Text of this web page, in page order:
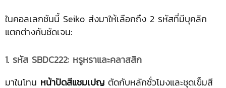
ในคอลเลกชันนี้ Seiko ส่งมาให้เลือกถึง 2 รหัสที่มีบุคลิก
แตกต่างกันชัดเจน:
1. รหัส SBDC222: หรูหราและคลาสสิก
มาในโทน หน้าปัดสีแชมเปญ ตัดกับหลักชั่วโมงและชุดเข็มสี